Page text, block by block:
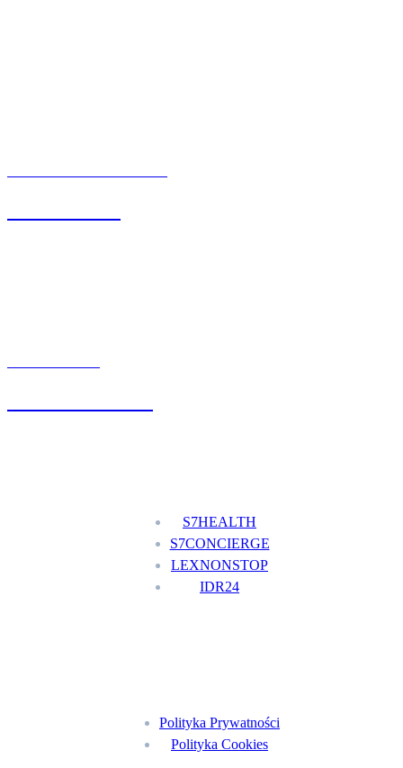
S7HEALTH
S7CONCIERGE
LEXNONSTOP
IDR24
Polityka Prywatności
Polityka Cookies